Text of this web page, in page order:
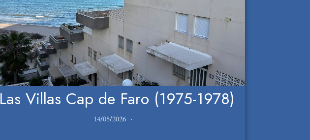
Las Villas Cap de Faro (1975-1978)
14/05/2026